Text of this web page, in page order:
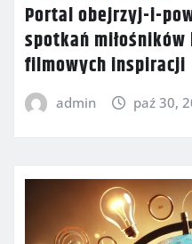
Portal obejrzyj-i-
spotkań
filmowych inspiracji
admin paź 30,